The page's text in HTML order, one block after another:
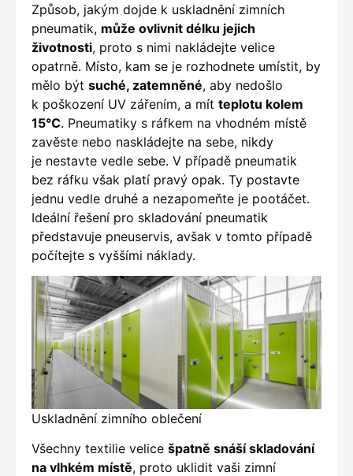
Způsob, jakým dojde k uskladnění zimních
pneumatik, může ovlivnit délku jejich
životnosti, proto s nimi nakládejte velice
opatrně. Místo, kam se je rozhodnete umístit, by
mělo být suché, zatemněné, aby nedošlo
k poškození UV zářením, a mít teplotu kolem
15°C. Pneumatiky s ráfkem na vhodném místě
zavěste nebo naskládejte na sebe, nikdy
je nestavte vedle sebe. V případě pneumatik
bez ráfku však platí pravý opak. Ty postavte
jednu vedle druhé a nezapomeňte je pootáčet.
Ideální řešení pro skladování pneumatik
představuje pneuservis, avšak v tomto případě
počítejte s vyššími náklady.
Uskladnění zimního oblečení
Všechny textilie velice špatně snáší skladování
na vlhkém místě, proto uklidit vaši zimní